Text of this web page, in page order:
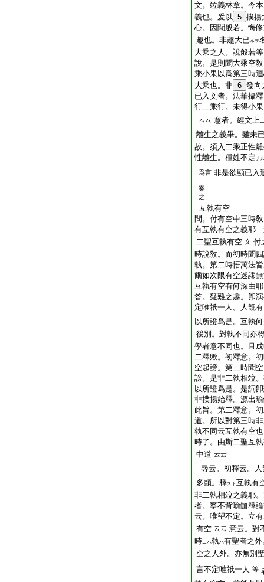
文。竝義林章。今
義也。爰以 5 撲揚
心。因聞般若。悔
趣也。非趣大已ルヲ
大乘之人。說般若
說。是則聞大乘空
乘小果以爲第三時
大乘也。非 6 發向
已入文者。法華攝
行二乘行。未得小
云云 意者。經文上
離生之義畢。雖未
故。須入二乘正性
性離生。種姓不定ナ
爲言 非是欲顯已入
案
之
互執有空
問。付有空中三時
有互執有空之義耶
二聖互執有空 文 付
時說敎。而初時聞
執。第二時悟萬法
爾如次限有空迷謬
互執有空有何深由耶
答。疑難之趣。卽
定唯祇一人。人旣
以所證爲是。互執
後別。對執不同亦
學者意不同也。且
二釋歟。初釋意。
空起謗。第二時聞
謗。是非二執相竝
以所證爲是。是詞
非撲揚始釋。源出
此旨。第二釋意。
道。所以對第三時
執不同云互執有空
時了。由斯二聖互
中道 云云
尋云。初釋云。
多類。釋スト 互執有
非二執相竝之義耶
者。寧不背瑜伽釋
云。唯望不定。立
有空 云云 意云。對
時ニハ執ハ有聖者之
空之人外。亦無別
言不定唯祇一人 等